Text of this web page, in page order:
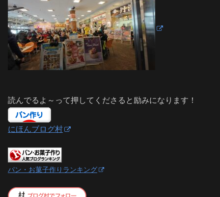
読んでるよ～って押してくださると励みになります！
にほんブログ村
パン・お菓子作りランキング